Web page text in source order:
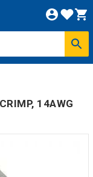
14AWG